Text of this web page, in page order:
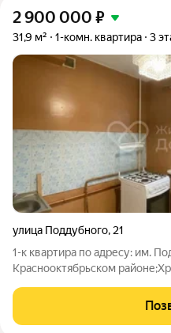
2 900 000 ₽
31,9 м² 1-комн. квартира 3
улица Поддубного, 21
1-к квартира по адресу: им.
Краснооктябрьском
застекленный пластиком
выходят во дворУсловия